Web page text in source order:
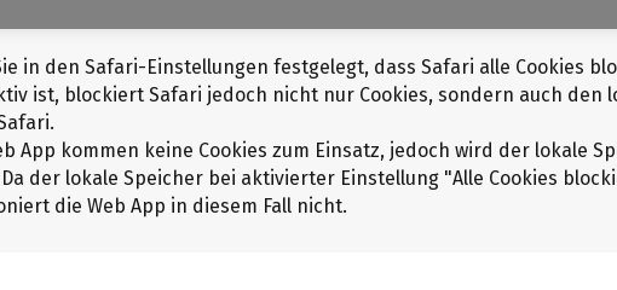
in den Safari-Einstellungen festgelegt, dass Safari alle Cookies
ist, blockiert Safari jedoch nicht nur Cookies, sondern auch den
App kommen keine Cookies zum Einsatz, jedoch wird der lokale
der lokale Speicher bei aktivierter Einstellung "Alle Cookies
die Web App in diesem Fall nicht.